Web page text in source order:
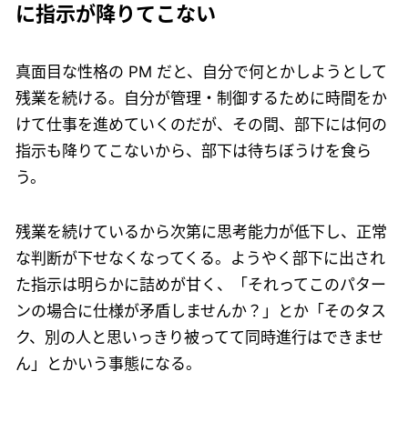
に指示が降りてこない
真面目な性格の PM だと、自分で何とかしようとして
残業を続ける。自分が管理・制御するために時間をか
けて仕事を進めていくのだが、その間、部下には何の
指示も降りてこないから、部下は待ちぼうけを食ら
う。
残業を続けているから次第に思考能力が低下し、正常
な判断が下せなくなってくる。ようやく部下に出され
た指示は明らかに詰めが甘く、「それってこのパター
ンの場合に仕様が矛盾しませんか？」とか「そのタス
ク、別の人と思いっきり被ってて同時進行はできませ
ん」とかいう事態になる。